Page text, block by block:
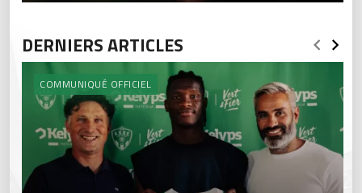
DERNIERS ARTICLES
COMMUNIQUÉ OFFICIEL